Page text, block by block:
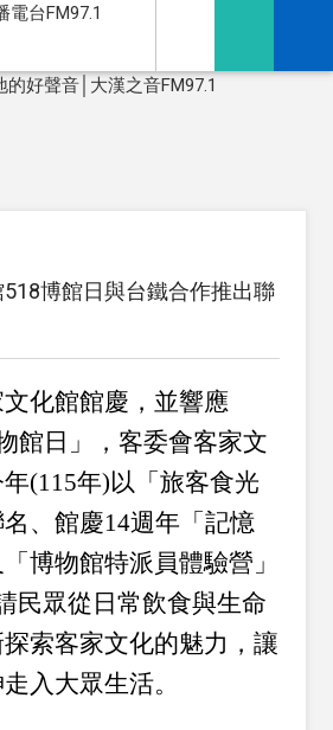
博館日與台鐵合作推出聯
化館館慶，並響應
館日」，客委會客家文
(115年)以「旅客食光
、館慶14週年「記憶
博物館特派員體驗營」
民眾從日常飲食與生命
索客家文化的魅力，讓
入大眾生活。